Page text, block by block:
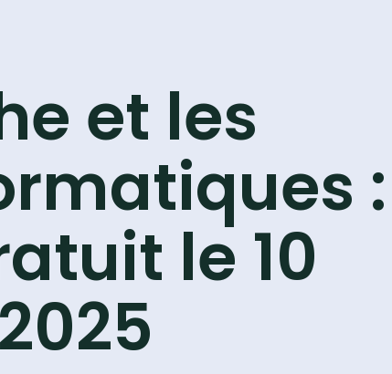
et les
:
le 10